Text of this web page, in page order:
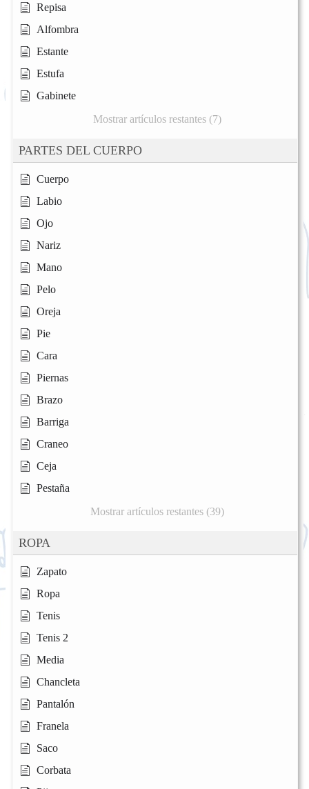
Repisa
Alfombra
Estante
Estufa
Gabinete
Mostrar artículos restantes (7)
PARTES DEL CUERPO
Cuerpo
Labio
Ojo
Nariz
Mano
Pelo
Oreja
Pie
Cara
Piernas
Brazo
Barriga
Craneo
Ceja
Pestaña
Mostrar artículos restantes (39)
ROPA
Zapato
Ropa
Tenis
Tenis 2
Media
Chancleta
Pantalón
Franela
Saco
Corbata